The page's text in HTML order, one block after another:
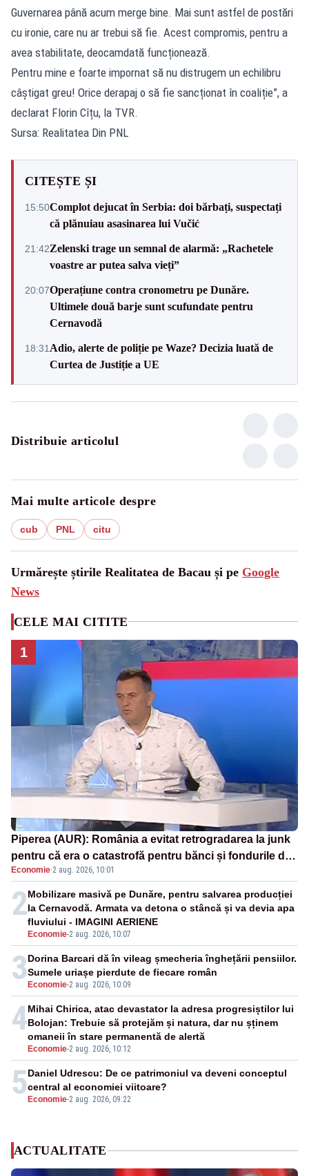
Guvernarea până acum merge bine. Mai sunt astfel de postări
cu ironie, care nu ar trebui să fie. Acest compromis, pentru a
avea stabilitate, deocamdată funcționează.
Pentru mine e foarte impornat să nu distrugem un echilibru
câștigat greu! Orice derapaj o să fie sancționat în coaliție”, a
declarat Florin Cîțu, la TVR.
Sursa: Realitatea Din PNL
CITEȘTE ȘI
15:50Complot dejucat în Serbia: doi bărbați, suspectați
că plănuiau asasinarea lui Vučić
21:42Zelenski trage un semnal de alarmă: „Rachetele
voastre ar putea salva vieți”
20:07Operațiune contra cronometru pe Dunăre.
Ultimele două barje sunt scufundate pentru
Cernavodă
18:31 Adio, alerte de poliție pe Waze? Decizia luată de
Curtea de Justiție a UE
Distribuie articolul
Mai multe articole despre
cub PNL citu
Urmărește știrile Realitatea de Bacau și pe Google
News
CELE MAI CITITE
1
Piperea (AUR): România a evitat retrogradarea la junk
pentru că era o catastrofă pentru bănci și fondurile de
pensii
Economie·2 aug. 2026, 10:01
2
Economie-2 aug. 2026, 10:07
Mobilizare masivă pe Dunăre, pentru salvarea producției
la Cernavodă. Armata va detona o stâncă și va devia apa
fluviului - IMAGINI AERIENE
3 Economie-2 aug. 2026, 10:09
Dorina Barcari dă în vileag șmecheria înghețării pensiilor.
Sumele uriașe pierdute de fiecare român
4
Economie-2 aug. 2026, 10:12
Mihai Chirica, atac devastator la adresa progresiștilor lui
Bolojan: Trebuie să protejăm și natura, dar nu șținem
omaneii în stare permanentă de alertă
5 Economie-2 aug. 2026, 09:22
Daniel Udrescu: De ce patrimoniul va deveni conceptul
central al economiei viitoare?
ACTUALITATE